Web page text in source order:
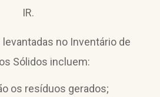
IR.
no Inventário de
Sólidos incluem:
os resíduos gerados;